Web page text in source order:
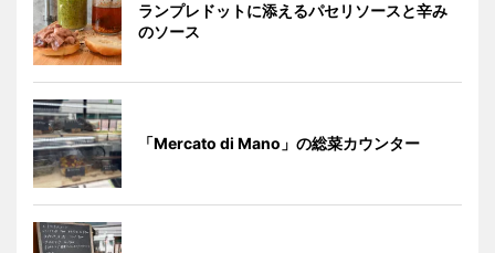
ランプレドットに添えるパセリソースと辛み
のソース
「Mercato di Mano」の総菜カウンター